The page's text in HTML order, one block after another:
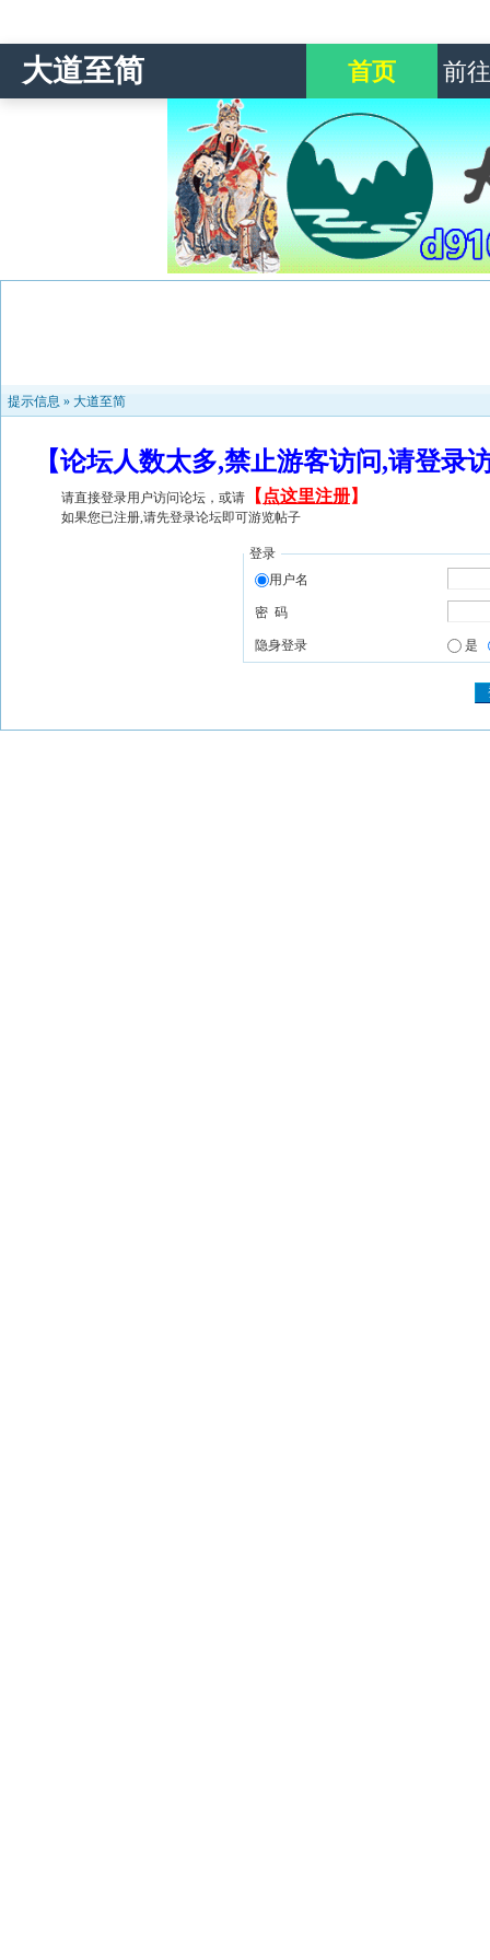
大道至简 首页 前
提示信息 » 大道至简
【论坛人数太多,禁止游客访问,请登
请直接登录用户访问论坛，或请 【 点这里注册】
如果您已注册,请先登录论坛即可游览帖子
登录
用户名
密 码
隐身登录 是